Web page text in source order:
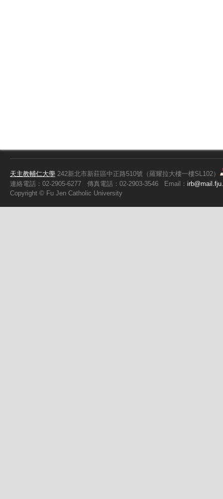
天主教輔仁大學 242新北市新莊區中正路510號（羅耀拉大樓一樓SL102）
連絡電話：02-2905-6277
傳真電話：02-2903-3546 Email：
Copyright © Fu Jen Catholic University